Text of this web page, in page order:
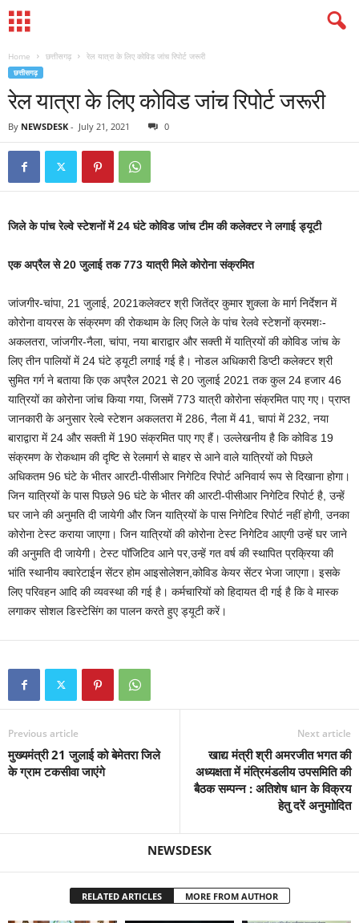
Home छत्तीसगढ़ रेल यात्रा के लिए कोविड जांच रिपोर्ट जरूरी
छत्तीसगढ़
रेल यात्रा के लिए कोविड जांच रिपोर्ट जरूरी
By NEWSDESK - July 21, 2021 0
जिले के पांच रेल्वे स्टेशनों में 24 घंटे कोविड जांच टीम की कलेक्टर ने लगाई ड्यूटी
एक अप्रैल से 20 जुलाई तक 773 यात्री मिले कोरोना संक्रमित
जांजगीर-चांपा, 21 जुलाई, 2021कलेक्टर श्री जितेंद्र कुमार शुक्ला के मार्ग निर्देशन में
कोरोना वायरस के संक्रमण की रोकथाम के लिए जिले के पांच रेलवे स्टेशनों क्रमशः-
अकलतरा, जांजगीर-नैला, चांपा, नया बाराद्वार और सक्ती में यात्रियों की कोविड जांच के
लिए तीन पालियों में 24 घंटे ड्यूटी लगाई गई है। नोडल अधिकारी डिप्टी कलेक्टर श्री
सुमित गर्ग ने बताया कि एक अप्रैल 2021 से 20 जुलाई 2021 तक कुल 24 हजार 46
यात्रियों का कोरोना जांच किया गया, जिसमें 773 यात्री कोरोना संक्रमित पाए गए। प्राप्त
जानकारी के अनुसार रेल्वे स्टेशन अकलतरा में 286, नैला में 41, चापां में 232, नया
बाराद्वारा में 24 और सक्ती में 190 संक्रमित पाए गए हैं। उल्लेखनीय है कि कोविड 19
संक्रमण के रोकथाम की दृष्टि से रेलमार्ग से बाहर से आने वाले यात्रियों को पिछले
अधिकतम 96 घंटे के भीतर आरटी-पीसीआर निगेटिव रिपोर्ट अनिवार्य रूप से दिखाना होगा।
जिन यात्रियों के पास पिछले 96 घंटे के भीतर की आरटी-पीसीआर निगेटिव रिपोर्ट है, उन्हें
घर जाने की अनुमति दी जायेगी और जिन यात्रियों के पास निगेटिव रिपोर्ट नहीं होगी, उनका
कोरोना टेस्ट कराया जाएगा। जिन यात्रियों की कोरोना टेस्ट निगेटिव आएगी उन्हें घर जाने
की अनुमति दी जायेगी। टेस्ट पॉजिटिव आने पर,उन्हें गत वर्ष की स्थापित प्रक्रिया की
भांति स्थानीय क्वारेटाईन सेंटर होम आइसोलेशन,कोविड केयर सेंटर भेजा जाएगा। इसके
लिए परिवहन आदि की व्यवस्था की गई है। कर्मचारियों को हिदायत दी गई है कि वे मास्क
लगाकर सोशल डिस्टेसिंग का पालन करते हुए ड्यूटी करें।
Previous article
मुख्यमंत्री 21 जुलाई को बेमेतरा जिले
के ग्राम टकसीवा जाएंगे
Next article
खाद्य मंत्री श्री अमरजीत भगत की
अध्यक्षता में मंत्रिमंडलीय उपसमिति की
बैठक सम्पन्न : अतिशेष धान के विक्रय
हेतु दरें अनुमाोदित
NEWSDESK
RELATED ARTICLES MORE FROM AUTHOR